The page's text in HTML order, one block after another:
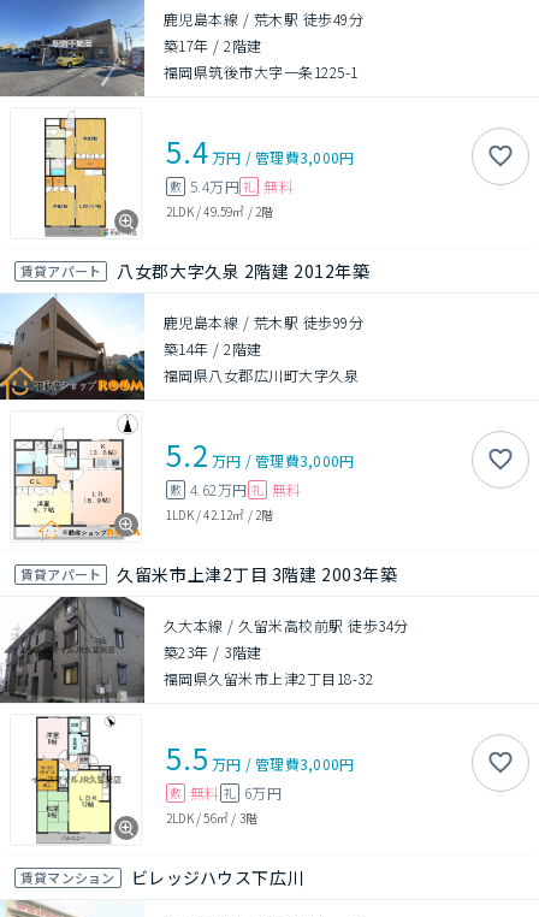
鹿児島本線 / 荒木駅 徒歩49分
築17年 /2階建
福岡県筑後市大字一条1225-1
5.4万円 /管理費3,000円
敷 5.4万円 礼 無料
2LDK/49.59㎡ / 2階
賃貸アパート 八女郡大字久泉 2階建 2012年築
鹿児島本線 / 荒木駅 徒歩99分
築14年 /2階建
福岡県八女郡広川町大字久泉
5.2 万円 /管理費3,000円
敷 4.62万円 礼 無料
1LDK/42.12㎡ / 2階
賃貸アパート 久留米市上津2丁目 3階建 2003年築
久大本線 / 久留米高校前駅 徒歩34分
築23年 / 3階建
福岡県久留米市上津2丁目18-32
5.5 万円 /管理費3,000円
敷 無料 礼 6万円
2LDK/56㎡ / 3階
賃貸マンション ビレッジハウス下広川